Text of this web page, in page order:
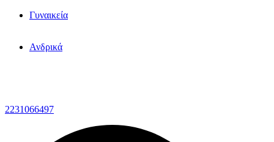
Γυναικεία
Ανδρικά
2231066497